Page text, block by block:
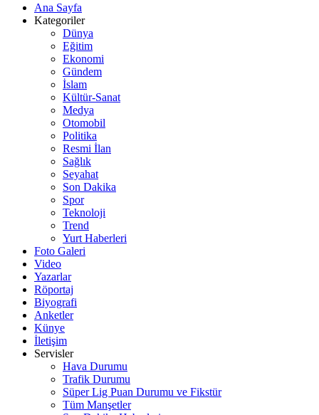
Ana Sayfa
Kategoriler
Dünya
Eğitim
Ekonomi
Gündem
İslam
Kültür-Sanat
Medya
Otomobil
Politika
Resmi İlan
Sağlık
Seyahat
Son Dakika
Spor
Teknoloji
Trend
Yurt Haberleri
Foto Galeri
Video
Yazarlar
Röportaj
Biyografi
Anketler
Künye
İletişim
Servisler
Hava Durumu
Trafik Durumu
Süper Lig Puan Durumu ve Fikstür
Tüm Manşetler